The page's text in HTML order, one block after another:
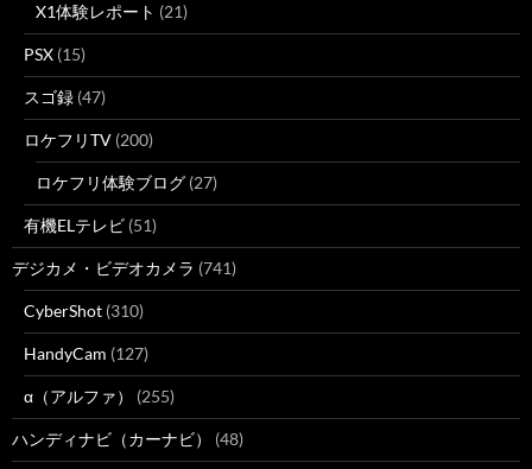
X1体験レポート (21)
PSX (15)
スゴ録 (47)
ロケフリTV (200)
ロケフリ体験ブログ (27)
有機ELテレビ (51)
デジカメ・ビデオカメラ (741)
CyberShot (310)
HandyCam (127)
α（アルファ） (255)
ハンディナビ（カーナビ） (48)